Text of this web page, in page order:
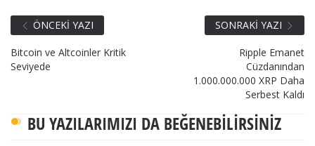
ÖNCEKI YAZI
Bitcoin ve Altcoinler Kritik
Seviyede
SONRAKI YAZI
Ripple Emanet
Cüzdanından
1.000.000.000 XRP Daha
Serbest Kaldı
BU YAZILARIMIZI DA BEĞENEBILIRSINIZ